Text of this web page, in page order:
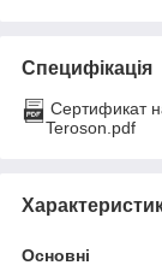
Специфікація
Сертификат
Teroson.pdf
Основні